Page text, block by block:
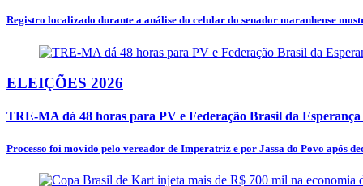
Registro localizado durante a análise do celular do senador maranhense
ELEIÇÕES 2026
TRE-MA dá 48 horas para PV e Federação Brasil da Esperança
Processo foi movido pelo vereador de Imperatriz e por Jassa do Povo após